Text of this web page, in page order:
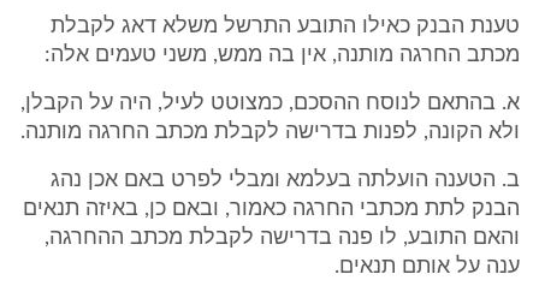
טענת הבנק כאילו התובע התרשל משלא דאג לקבלת
מכתב החרגה מותנה, אין בה ממש, משני טעמים אלה:
א. בהתאם לנוסח ההסכם, כמצוטט לעיל, היה על הקבלן,
ולא הקונה, לפנות בדרישה לקבלת מכתב החרגה מותנה.
ב. הטענה הועלתה בעלמא ומבלי לפרט באם אכן נהג
הבנק לתת מכתבי החרגה כאמור, ובאם כן, באיזה תנאים
והאם התובע, לו פנה בדרישה לקבלת מכתב ההחרגה,
ענה על אותם תנאים.